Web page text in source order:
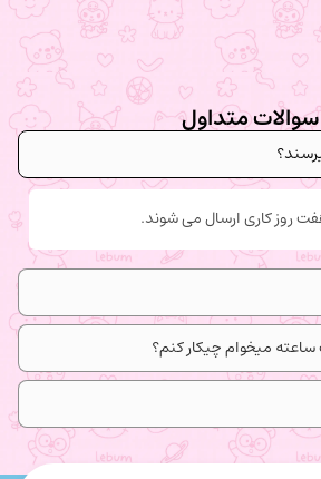
سوالات متداول
روز کاری ارسال می شوند.
میخوام چیکار کنم؟